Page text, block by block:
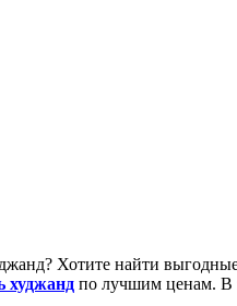
Хотите найти
худжанд по лучшим ценам. В